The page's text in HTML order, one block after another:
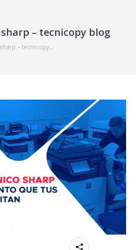
– tecnicopy blog
– tecnicopy…